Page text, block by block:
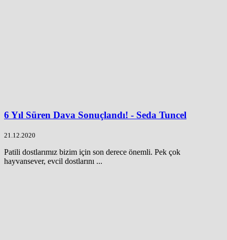
6 Yıl Süren Dava Sonuçlandı! - Seda Tuncel
21.12.2020
Patili dostlarımız bizim için son derece önemli. Pek çok
hayvansever, evcil dostlarını ...